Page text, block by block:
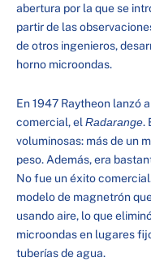
abertura por la que se
partir de las
de otros ingenieros,
horno microondas.
En 1947 Raytheon lanzó
comercial, el Radarange.
voluminosas: más de un
peso. Además, era
No fue un éxito
modelo de magnetrón
usando aire, lo que
microondas en lugares
tuberías de agua.